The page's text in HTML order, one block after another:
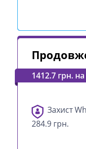
1412.7 грн. на
Захист
284.9 грн.